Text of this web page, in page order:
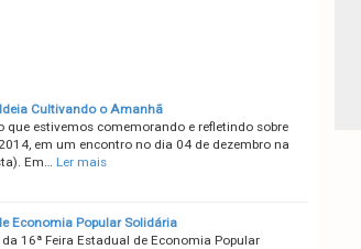
Cultivando o Amanhã
estivemos comemorando e refletindo sobre
em um encontro no dia 04 de dezembro na
Em…
Ler mais
Economia Popular Solidária
de Economia Popular